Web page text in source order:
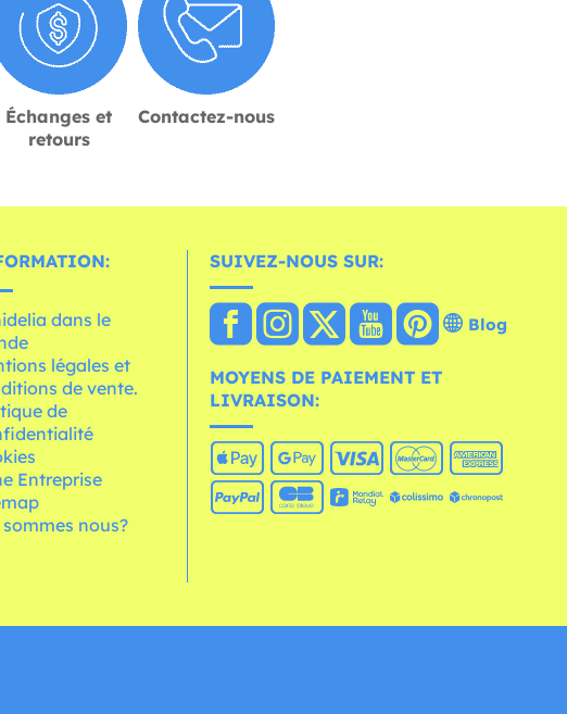
Échanges et
retours
Contactez-nous
dans le
légales et
de vente.
de
Entreprise
nous?
SUIVEZ-NOUS SUR:
Blog
MOYENS DE PAIEMENT ET
LIVRAISON: